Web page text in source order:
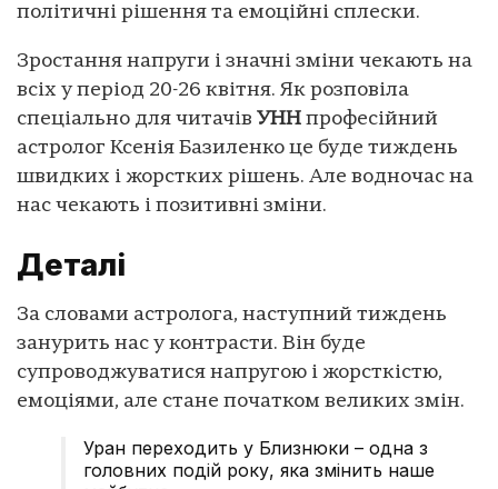
політичні рішення та емоційні сплески.
Зростання напруги і значні зміни чекають на
всіх у період 20-26 квітня. Як розповіла
спеціально для читачів УНН професійний
астролог Ксенія Базиленко це буде тиждень
швидких і жорстких рішень. Але водночас на
нас чекають і позитивні зміни.
Деталі
За словами астролога, наступний тиждень
занурить нас у контрасти. Він буде
супроводжуватися напругою і жорсткістю,
емоціями, але стане початком великих змін.
Уран переходить у Близнюки – одна з
головних подій року, яка змінить наше